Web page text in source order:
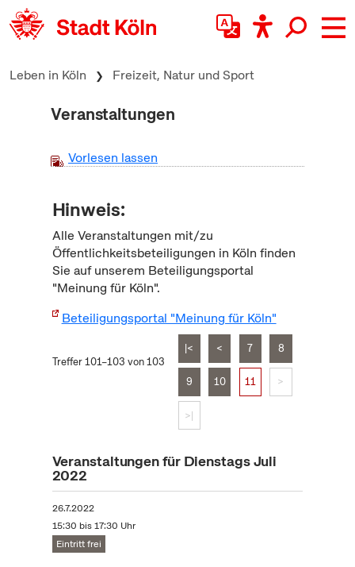
zum Inhalt springen
Leben in Köln Freizeit, Natur und Sport
Veranstaltungen
Vorlesen lassen
Hinweis:
Alle Veranstaltungen mit/zu
Öffentlichkeitsbeteiligungen in Köln finden
Sie auf unserem Beteiligungsportal
"Meinung für Köln".
Beteiligungsportal "Meinung für Köln"
Treffer 101–103 von 103
|< < 7 8
9 10 11 >
>|
Veranstaltungen für Dienstags Juli
2022
26.7.2022
15:30 bis 17:30 Uhr
Eintritt frei